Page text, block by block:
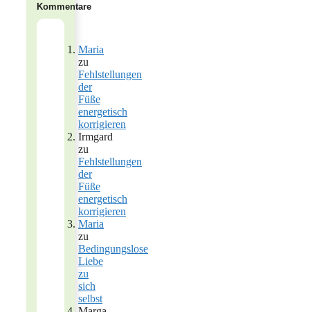
Kommentare
Maria
zu
Fehlstellungen
der
Füße
energetisch
korrigieren
Irmgard
zu
Fehlstellungen
der
Füße
energetisch
korrigieren
Maria
zu
Bedingungslose
Liebe
zu
sich
selbst